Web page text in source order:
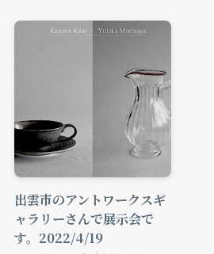
出雲市のアントワークスギ
ャラリーさんで展示会で
す。2022/4/19